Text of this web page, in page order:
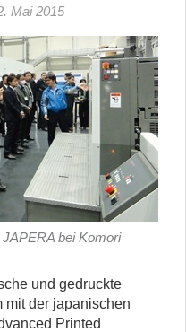
Mai 2015
bei Komori
und gedruckte
mit der japanischen
Printed